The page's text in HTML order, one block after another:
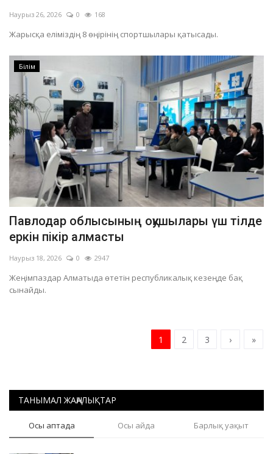
Наурыз 26, 2026 0 168
Жарысқа еліміздің 8 өңірінің спортшылары қатысады.
Білім
Павлодар облысының оқушылары үш тілде
еркін пікір алмасты
Наурыз 18, 2026 0 2947
Жеңімпаздар Алматыда өтетін республикалық кезеңде бақ
сынайды.
1 2 3 › »
ТАНЫМАЛ ЖАҢАЛЫҚТАР
Осы аптада Осы айда Барлық уақыт